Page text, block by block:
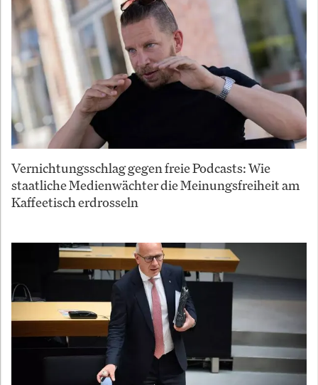
Vernichtungsschlag gegen freie Podcasts: Wie
staatliche Medienwächter die Meinungsfreiheit am
Kaffeetisch erdrosseln